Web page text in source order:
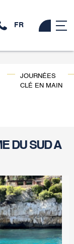
FR
JOURNÉES
CLÉ EN MAIN
DU SUD A